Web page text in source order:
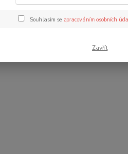
Souhlasím se zpracováním osobních
Zavřít